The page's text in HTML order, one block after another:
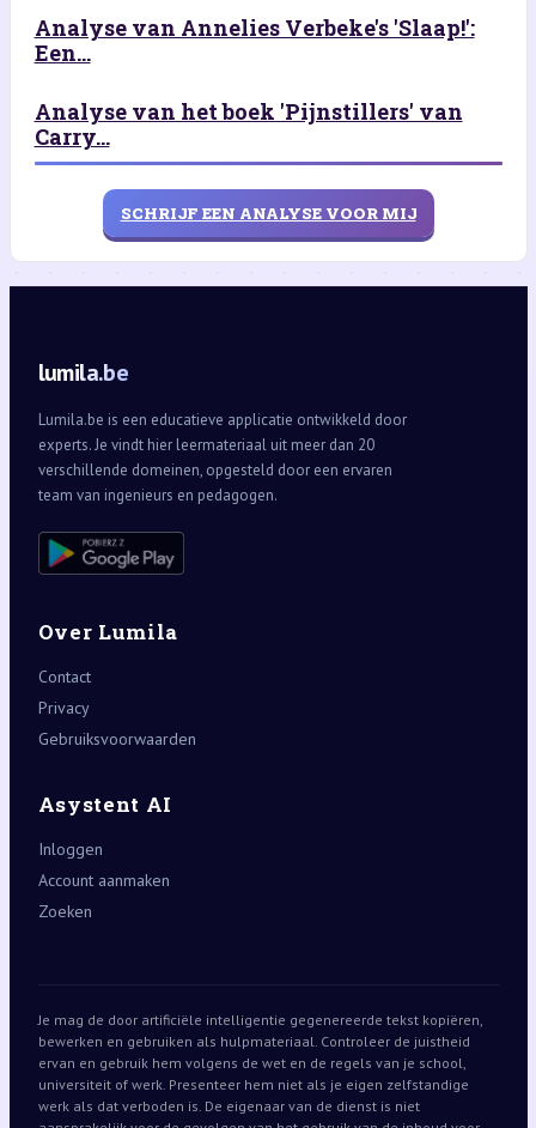
Analyse van Annelies Verbeke's 'Slaap!':
Een...
Analyse van het boek 'Pijnstillers' van
Carry...
SCHRIJF EEN ANALYSE VOOR MIJ
lumila.be
Lumila.be is een educatieve applicatie ontwikkeld door
experts. Je vindt hier leermateriaal uit meer dan 20
verschillende domeinen, opgesteld door een ervaren
team van ingenieurs en pedagogen.
Over Lumila
Contact
Privacy
Gebruiksvoorwaarden
Asystent AI
Inloggen
Account aanmaken
Zoeken
Je mag de door artificiële intelligentie gegenereerde tekst kopiëren,
bewerken en gebruiken als hulpmateriaal. Controleer de juistheid
ervan en gebruik hem volgens de wet en de regels van je school,
universiteit of werk. Presenteer hem niet als je eigen zelfstandige
werk als dat verboden is. De eigenaar van de dienst is niet